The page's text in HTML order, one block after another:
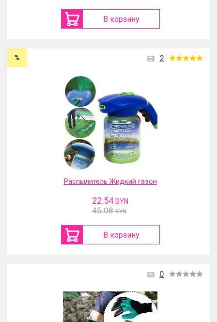
В корзину
2
%
Распылитель Жидкий газон
22.54 BYN
45.08 BYN
В корзину
0